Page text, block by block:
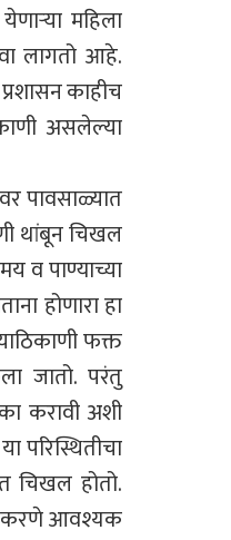
महिला
लागतो आहे.
काहीच
असलेल्या
पावसाळ्यात
थांबून चिखल
व पाण्याच्या
होणारा हा
फक्त
जातो. परंतु
करावी अशी
परिस्थितीचा
चिखल होतो.
करणे आवश्यक